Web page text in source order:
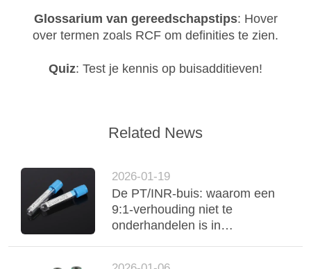
Glossarium van gereedschapstips: Hover
over termen zoals RCF om definities te zien.
Quiz: Test je kennis op buisadditieven!
Related News
2026-01-19
De PT/INR-buis: waarom een
9:1-verhouding niet te
onderhandelen is in